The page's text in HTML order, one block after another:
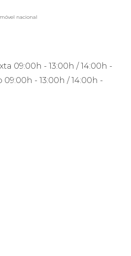
nacional
09:00h - 13:00h / 14:00h -
09:00h - 13:00h / 14:00h -